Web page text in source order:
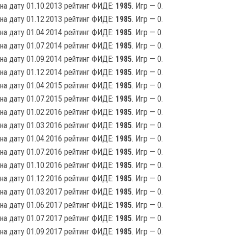
на дату 01.10.2013 рейтинг ФИДЕ: 1985. Игр — 0.
на дату 01.12.2013 рейтинг ФИДЕ: 1985. Игр — 0.
на дату 01.04.2014 рейтинг ФИДЕ: 1985. Игр — 0.
на дату 01.07.2014 рейтинг ФИДЕ: 1985. Игр — 0.
на дату 01.09.2014 рейтинг ФИДЕ: 1985. Игр — 0.
на дату 01.12.2014 рейтинг ФИДЕ: 1985. Игр — 0.
на дату 01.04.2015 рейтинг ФИДЕ: 1985. Игр — 0.
на дату 01.07.2015 рейтинг ФИДЕ: 1985. Игр — 0.
на дату 01.02.2016 рейтинг ФИДЕ: 1985. Игр — 0.
на дату 01.03.2016 рейтинг ФИДЕ: 1985. Игр — 0.
на дату 01.04.2016 рейтинг ФИДЕ: 1985. Игр — 0.
на дату 01.07.2016 рейтинг ФИДЕ: 1985. Игр — 0.
на дату 01.10.2016 рейтинг ФИДЕ: 1985. Игр — 0.
на дату 01.12.2016 рейтинг ФИДЕ: 1985. Игр — 0.
на дату 01.03.2017 рейтинг ФИДЕ: 1985. Игр — 0.
на дату 01.06.2017 рейтинг ФИДЕ: 1985. Игр — 0.
на дату 01.07.2017 рейтинг ФИДЕ: 1985. Игр — 0.
на дату 01.09.2017 рейтинг ФИДЕ: 1985. Игр — 0.